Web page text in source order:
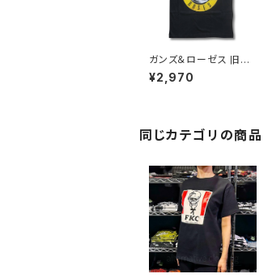
ガンズ＆ローゼス 旧ロ
ゴ キッズ 子供服 Ｔシャ
ツ バンド ロック ロック
¥2,970
同じカテゴリの商品